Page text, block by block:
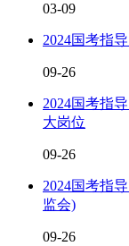
03-09
2024国考指
09-26
2024国考指
大岗位
09-26
2024国考指
监会)
09-26